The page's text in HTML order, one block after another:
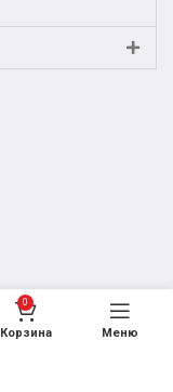
0
Корзина Меню